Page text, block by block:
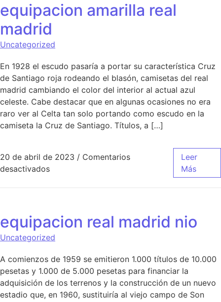
equipacion amarilla real
madrid
Uncategorized
En 1928 el escudo pasaría a portar su característica Cruz
de Santiago roja rodeando el blasón, camisetas del real
madrid cambiando el color del interior al actual azul
celeste. Cabe destacar que en algunas ocasiones no era
raro ver al Celta tan solo portando como escudo en la
camiseta la Cruz de Santiago. Títulos, a […]
20 de abril de 2023 / Comentarios
desactivadosen equipacion amarilla real madrid
Leer
Más
equipacion real madrid nio
Uncategorized
A comienzos de 1959 se emitieron 1.000 títulos de 10.000
pesetas y 1.000 de 5.000 pesetas para financiar la
adquisición de los terrenos y la construcción de un nuevo
estadio que, en 1960, sustituiría al viejo campo de Son